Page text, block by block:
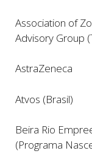
Association of
Advisory Group
AstraZeneca
Atvos (Brasil)
Beira Rio
(Programa